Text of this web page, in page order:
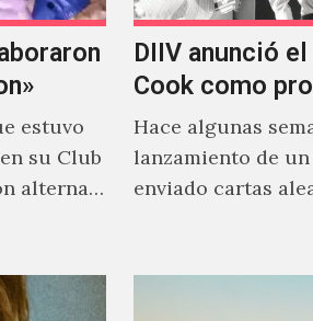
estuvo
su Club
alterna
DIIV anunció el
Cook como
Hace algunas
lanzamiento de
enviado cartas